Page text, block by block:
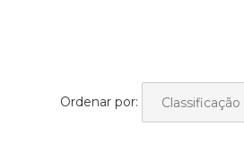
Ordenar por: